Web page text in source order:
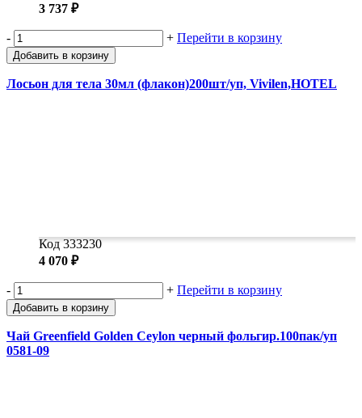
3 737 ₽
- + Перейти в корзину
Добавить в корзину
Лосьон для тела 30мл (флакон)200шт/уп, Vivilen,HOTEL
Код 333230
4 070 ₽
- + Перейти в корзину
Добавить в корзину
Чай Greenfield Golden Ceylon черный фольгир.100пак/уп
0581-09